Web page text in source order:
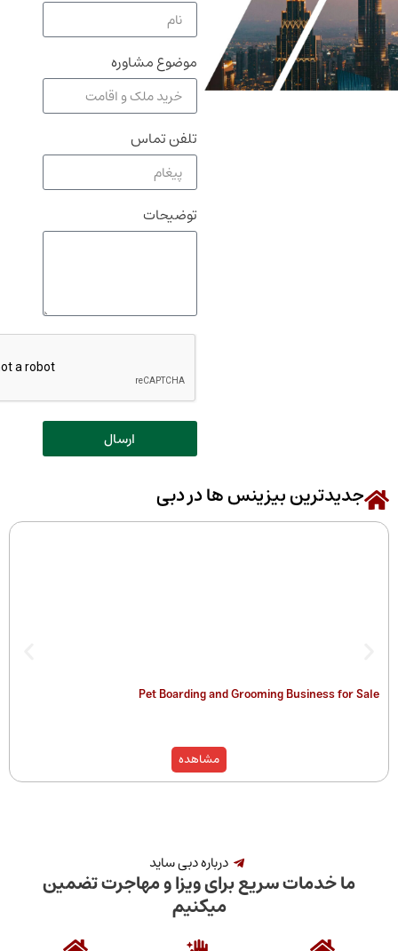
موضوع مشاوره
بیزینس ها در دبی
Pet Boarding and Grooming
درباره دبی ساید
سریع برای ویزا و مهاجرت تضمین